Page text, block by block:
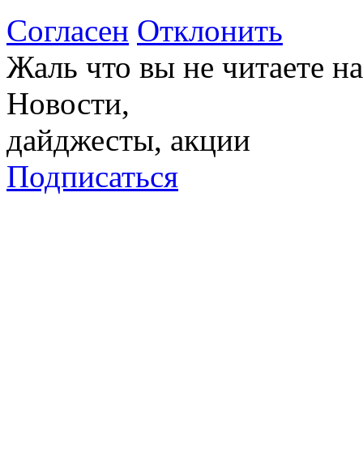
Согласен Отклонить
Жаль что вы не читаете
Новости,
дайджесты, акции
Подписаться